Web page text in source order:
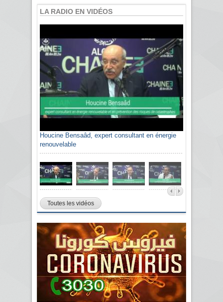
LA RADIO EN VIDÉOS
Houcine Bensaâd, expert consultant en énergie
renouvelable
Sami Agli, président de la Confédération
algérienne du patronat citoyen CAPC
Toutes les vidéos